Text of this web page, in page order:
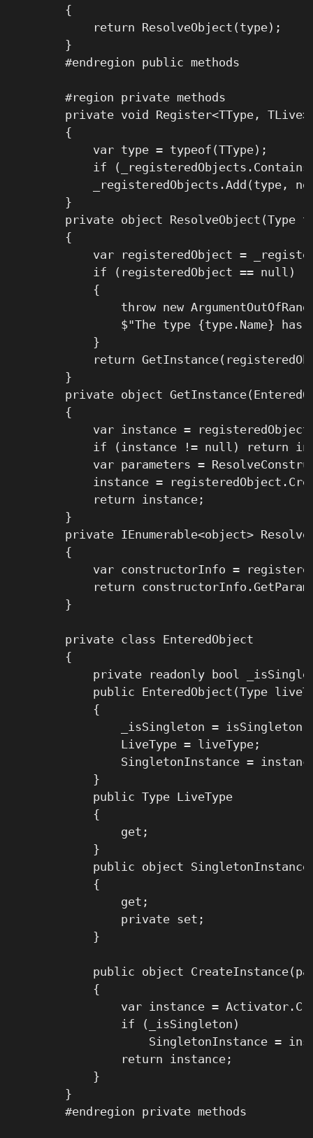
        {
            return ResolveObject(type);
        }
        #endregion public methods
        #region private methods
private void Register<TType,
        {
            var type = typeof(TType);
if
_registeredObjects.Add(type,
        }
private object ResolveObject(Type
        {
var registeredObject =
            if (registeredObject == null)
            {
throw new
$"The type {type.Name} has
            }
return
        }
private object
        {
var instance =
if (instance != null) return
var parameters =
instance =
            return instance;
        }
private IEnumerable<object>
        {
var constructorInfo =
return
        }
        private class EnteredObject
        {
private readonly bool
public EnteredObject(Type
            {
                _isSingleton = isSingleton;
                LiveType = liveType;
SingletonInstance =
            }
            public Type LiveType
            {
                get;
            }
            public object SingletonInstance
            {
                get;
                private set;
            }
public object
            {
var instance =
                if (_isSingleton)
SingletonInstance =
                return instance;
            }
        }
        #endregion private methods